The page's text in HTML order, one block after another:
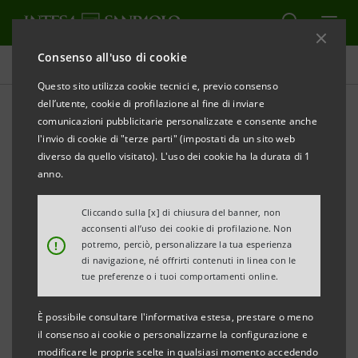
Consenso all'uso di cookie
Questo sito utilizza cookie tecnici e, previo consenso
dell’utente, cookie di profilazione al fine di inviare
comunicazioni pubblicitarie personalizzate e consente anche
l'invio di cookie di "terze parti" (impostati da un sito web
diverso da quello visitato). L'uso dei cookie ha la durata di 1
anno.
!
Cliccando sulla [x] di chiusura del banner, non
acconsenti all’uso dei cookie di profilazione. Non
potremo, perciò, personalizzare la tua esperienza
di navigazione, né offrirti contenuti in linea con le
tue preferenze o i tuoi comportamenti online.
È possibile consultare l'informativa estesa, prestare o meno
il consenso ai cookie o personalizzarne la configurazione e
modificare le proprie scelte in qualsiasi momento accedendo
Comunicati stampa
STAMPA AGGIORNA
CHI SEI, NAPOLI?
Nell’ambito del progetto JR: CHRONICLES
Gallerie d’Italia – Napoli, museo di Intesa Sanpaolo
Duomo di Napoli
22 maggio 2025 - 5 ottobre 2025
IMMAGINI AL LINK:JR: Chronicles